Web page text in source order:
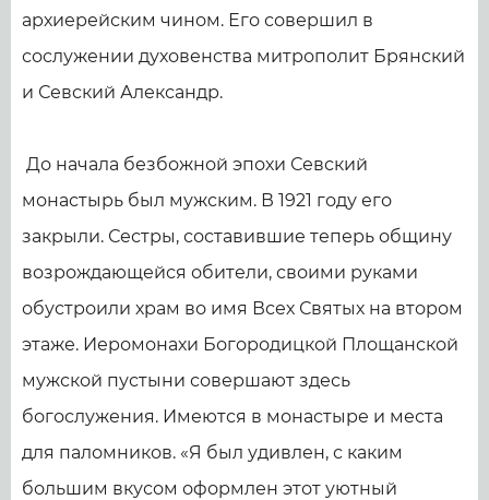
архиерейским чином. Его совершил в
сослужении духовенства митрополит Брянский
и Севский Александр.
До начала безбожной эпохи Севский
монастырь был мужским. В 1921 году его
закрыли. Сестры, составившие теперь общину
возрождающейся обители, своими руками
обустроили храм во имя Всех Святых на втором
этаже. Иеромонахи Богородицкой Площанской
мужской пустыни совершают здесь
богослужения. Имеются в монастыре и места
для паломников. «Я был удивлен, с каким
большим вкусом оформлен этот уютный